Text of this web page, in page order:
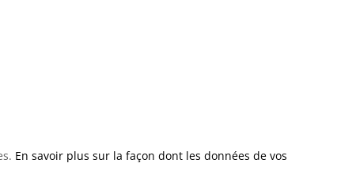
En savoir plus sur la façon dont les données de vos